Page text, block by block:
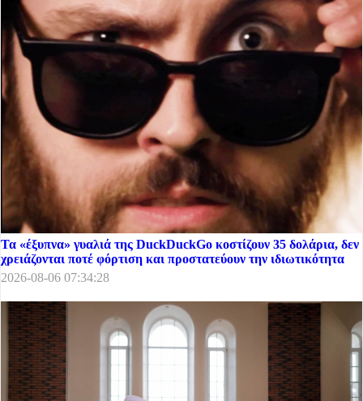
Τα «έξυπνα» γυαλιά της DuckDuckGo κοστίζουν 35 δολάρια, δεν
χρειάζονται ποτέ φόρτιση και προστατεύουν την ιδιωτικότητα
2026-08-06 07:34:28